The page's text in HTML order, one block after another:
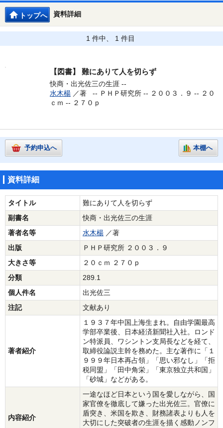
資料詳細
トップへ
1 件中、 1 件目
【図書】 難にありて人を切らず
快商・出光佐三の生涯 --
水木楊 ／著 -- ＰＨＰ研究所 -- ２００３．９ -- ２０
ｃｍ -- ２７０ｐ
予約申込へ 本棚へ
資料詳細
タイトル
難にありて人を切らず
副書名
快商・出光佐三の生涯
著者名等
水木楊 ／著
出版
ＰＨＰ研究所 ２００３．９
大きさ等
２０ｃｍ ２７０ｐ
分類
289.1
個人件名
出光佐三
注記
文献あり
著者紹介
１９３７年中国上海生まれ。自由学園最高
学部卒業後、日本経済新聞社入社。ロンド
ン特派員、ワシントン支局長などを経て、
取締役論説主幹を務めた。主な著作に「１
９９９年日本再占領」「思い邪なし」「拒
税同盟」「田中角栄」「東京独立共和国」
「砂城」などがある。
内容紹介
一途なほど日本という国を愛しながら、国
家官僚を徹底して嫌った出光佐三。官僚に
盾突き、米国を欺き、財務諸表よりも人を
大切にした突破者の生涯を描く感動ノンフ